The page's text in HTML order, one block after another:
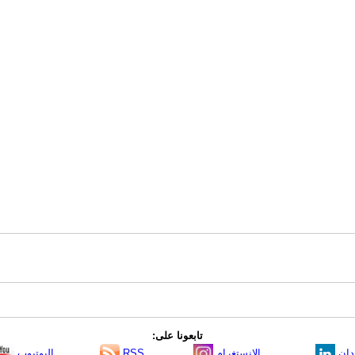
تابعونا على: